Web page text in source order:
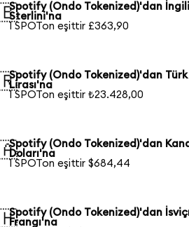
Spotify (Ondo Tokenized)'dan
Sterlini'na
1 SPOTon eşittir £363,90
Spotify (Ondo Tokenized)'dan Türk
Lirası'na
1 SPOTon eşittir ₺23.428,00
Spotify (Ondo Tokenized)'dan
Doları'na
1 SPOTon eşittir $684,44
Spotify (Ondo Tokenized)'dan
Frangı'na